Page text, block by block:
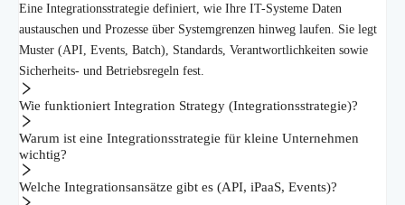
Eine Integrationsstrategie definiert, wie Ihre IT-Systeme Daten
austauschen und Prozesse über Systemgrenzen hinweg laufen. Sie legt
Muster (API, Events, Batch), Standards, Verantwortlichkeiten sowie
Sicherheits- und Betriebsregeln fest.
Wie funktioniert Integration Strategy (Integrationsstrategie)?
Warum ist eine Integrationsstrategie für kleine Unternehmen
wichtig?
Welche Integrationsansätze gibt es (API, iPaaS, Events)?